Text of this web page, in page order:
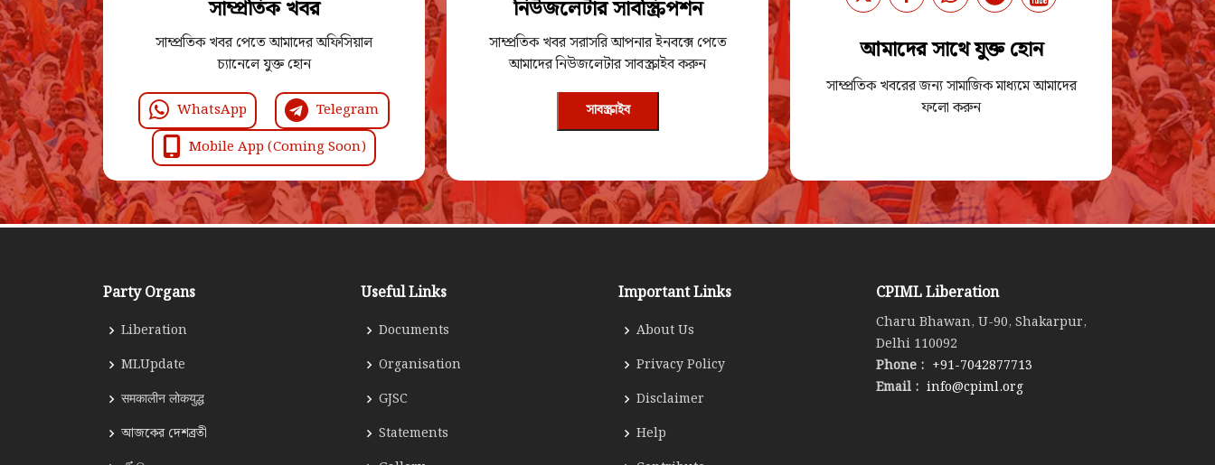
সাম্প্রতিক খবর
সাম্প্রতিক খবর পেতে আমাদের অফিসিয়াল
চ্যানেলে যুক্ত হোন
WhatsApp
Telegram
Mobile App (Coming Soon)
নিউজলেটার সাবস্ক্রিপশন
সাম্প্রতিক খবর সরাসরি আপনার ইনবক্সে পেতে
আমাদের নিউজলেটার সাবস্ক্রাইব করুন
সাবস্ক্রাইব
আমাদের সাথে যুক্ত হোন
সাম্প্রতিক খবরের জন্য সামাজিক মাধ্যমে আমাদের
ফলো করুন
Party Organs
Liberation
MLUpdate
समकालीन लोकयुद्ध
আজকের দেশব্রতী
Useful Links
Documents
Organisation
GJSC
Statements
Important Links
About Us
Privacy Policy
Disclaimer
Help
CPIML Liberation
Charu Bhawan, U-90, Shakarpur,
Delhi 110092
Phone : +91-7042877713
Email : info@cpiml.org